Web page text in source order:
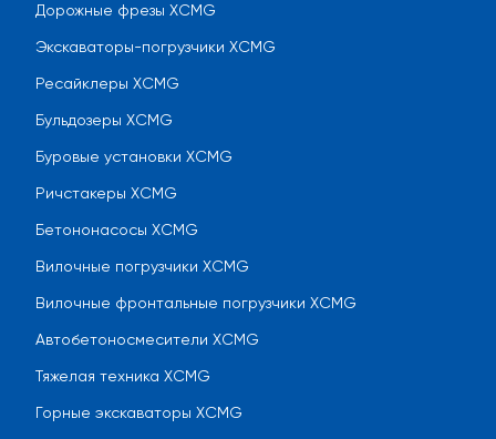
Дорожные фрезы XCMG
Экскаваторы-погрузчики XCMG
Ресайклеры XCMG
Бульдозеры XCMG
Буровые установки XCMG
Ричстакеры XCMG
Бетононасосы XCMG
Вилочные погрузчики XCMG
Вилочные фронтальные погрузчики XCMG
Автобетоносмесители XCMG
Тяжелая техника XCMG
Горные экскаваторы XCMG